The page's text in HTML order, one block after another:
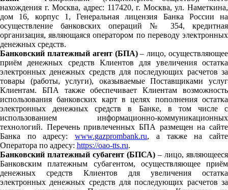
нахождения г. Москва, адрес: 117420, г. Москва, ул. Наметкина,
дом 16, корпус 1, Генеральная лицензия Банка России на
осуществление банковских операций № 354, кредитная
организация, являющаяся оператором по переводу электронных
денежных средств.
Банковский платежный агент (БПА)– лицо, осуществляющее
приём денежных средств Клиентов для увеличения остатка
электронных денежных средств для последующих расчетов за
товары (работы, услуги), оказываемые Поставщиками услуг
Клиентам. БПА также обеспечивает Клиентам возможность
использования банковских карт в целях пополнения остатка
электронных денежных средств в Банке, в том числе с
использованием информационно-коммуникационных
технологий. Перечень привлеченных БПА размещен на сайте
Банка по адресу:www.gazprombank.ru, а также на сайте
Оператора по адресу: https://oao-tts.ru.
Банковский платежный субагент (БПСА) – лицо, являющееся
Банковским платежным субагентом, осуществляющее приём
денежных средств Клиентов для увеличения остатка
электронных денежных средств для последующих расчетов за